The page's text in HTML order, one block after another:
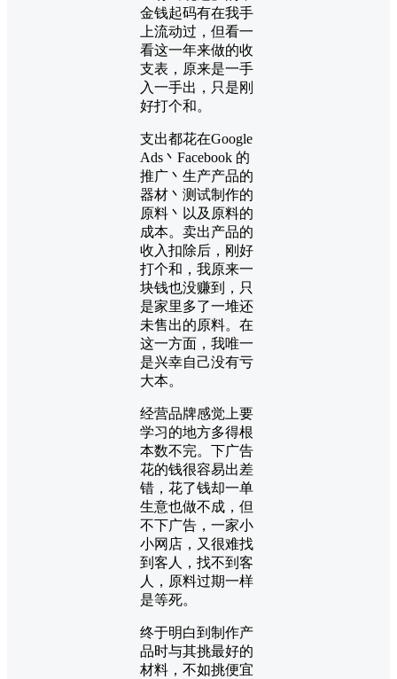
金钱起码有在我手
上流动过，但看一
看这一年来做的收
支表，原来是一手
入一手出，只是刚
好打个和。
支出都花在Google
Ads丶Facebook 的
推广丶生产产品的
器材丶测试制作的
原料丶以及原料的
成本。卖出产品的
收入扣除后，刚好
打个和，我原来一
块钱也没赚到，只
是家里多了一堆还
未售出的原料。在
这一方面，我唯一
是兴幸自己没有亏
大本。
经营品牌感觉上要
学习的地方多得根
本数不完。下广告
花的钱很容易出差
错，花了钱却一单
生意也做不成，但
不下广告，一家小
小网店，又很难找
到客人，找不到客
人，原料过期一样
是等死。
终于明白到制作产
品时与其挑最好的
材料，不如挑便宜